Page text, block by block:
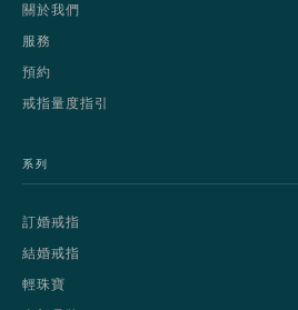
關於我們
服務
預約
戒指量度指引
系列
訂婚戒指
結婚戒指
輕珠寶